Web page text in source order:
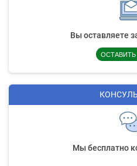
Вы оставляете
ОСТАВИТЬ
Мы бесплатно